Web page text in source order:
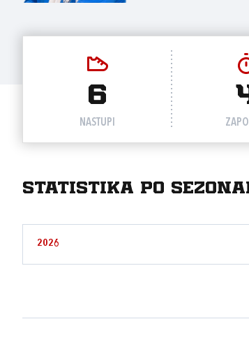
6
NASTUPI
Statistika po
2026